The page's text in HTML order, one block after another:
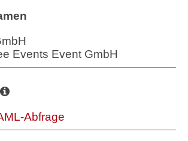
Events Event GmbH
Abfrage